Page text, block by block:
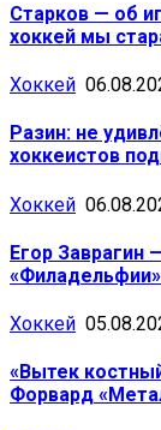
Старков — об
хоккей мы
Хоккей
Разин: не
хоккеистов
Хоккей
Егор Заврагин
Хоккей
«Вытек
Форвард